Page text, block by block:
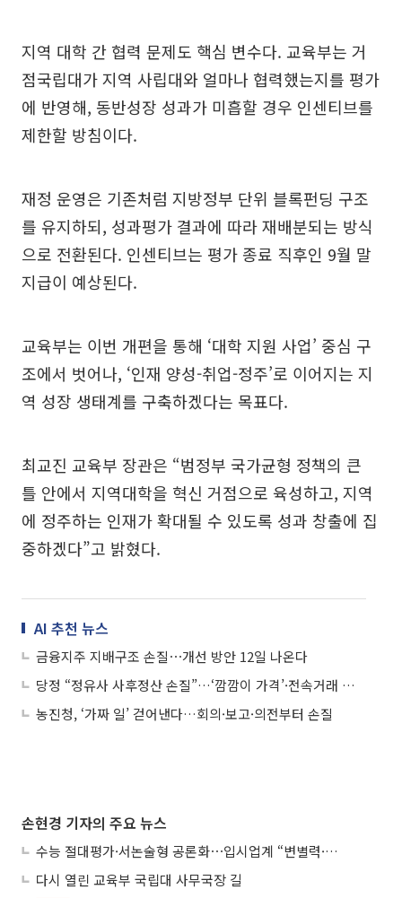
지역 대학 간 협력 문제도 핵심 변수다. 교육부는 거
점국립대가 지역 사립대와 얼마나 협력했는지를 평가
에 반영해, 동반성장 성과가 미흡할 경우 인센티브를
제한할 방침이다.
재정 운영은 기존처럼 지방정부 단위 블록펀딩 구조
를 유지하되, 성과평가 결과에 따라 재배분되는 방식
으로 전환된다. 인센티브는 평가 종료 직후인 9월 말
지급이 예상된다.
교육부는 이번 개편을 통해 ‘대학 지원 사업’ 중심 구
조에서 벗어나, ‘인재 양성-취업-정주’로 이어지는 지
역 성장 생태계를 구축하겠다는 목표다.
최교진 교육부 장관은 “범정부 국가균형 정책의 큰
틀 안에서 지역대학을 혁신 거점으로 육성하고, 지역
에 정주하는 인재가 확대될 수 있도록 성과 창출에 집
중하겠다”고 밝혔다.
AI 추천 뉴스
금융지주 지배구조 손질⋯개선 방안 12일 나온다
당정 “정유사 사후정산 손질”…‘깜깜이 가격’·전속거래 개선 속도
농진청, ‘가짜 일’ 걷어낸다…회의·보고·의전부터 손질
손현경 기자의 주요 뉴스
수능 절대평가·서논술형 공론화⋯입시업계 “변별력·사교육 대책 먼저”
다시 열린 교육부 국립대 사무국장 길